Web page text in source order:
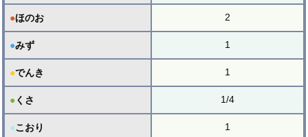
●ほのお 2
●みず 1
●でんき 1
●くさ 1/4
●こおり 1